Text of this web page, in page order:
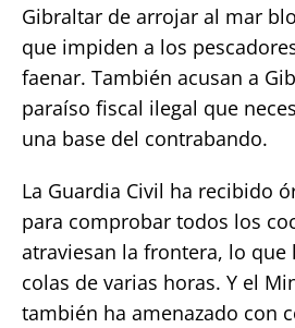
Gibraltar de arrojar al mar
que impiden a los
faenar. También acusan a
paraíso fiscal ilegal que
una base del contrabando.
La Guardia Civil ha recibido
para comprobar todos los
atraviesan la frontera, lo que
colas de varias horas. Y el
también ha amenazado con